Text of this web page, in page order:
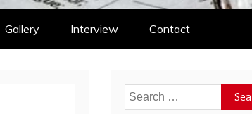
Gallery Interview Contact
Search